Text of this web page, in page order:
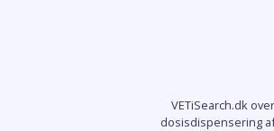
VETiSearch.dk
dosisdispensering